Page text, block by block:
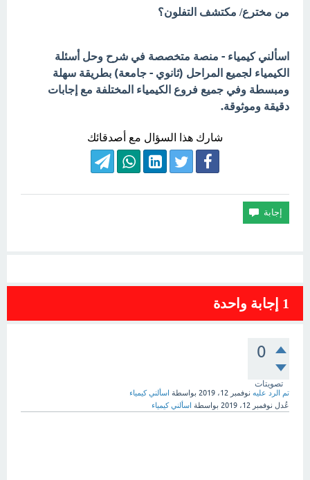
من مخترع/ مكتشف التفلون؟
اسألني كيمياء - منصة متخصصة في شرح وحل أسئلة
الكيمياء لجميع المراحل (ثانوي - جامعة) بطريقة سهلة
ومبسطة وفي جميع فروع الكيمياء المختلفة مع إجابات
دقيقة وموثوقة.
شارك هذا السؤال مع أصدقائك
1 إجابة واحدة
0
تصويتات
تم الرد عليه نوفمبر 12، 2019 بواسطة اسألني كيمياء
عُدل نوفمبر 12، 2019 بواسطة اسألني كيمياء